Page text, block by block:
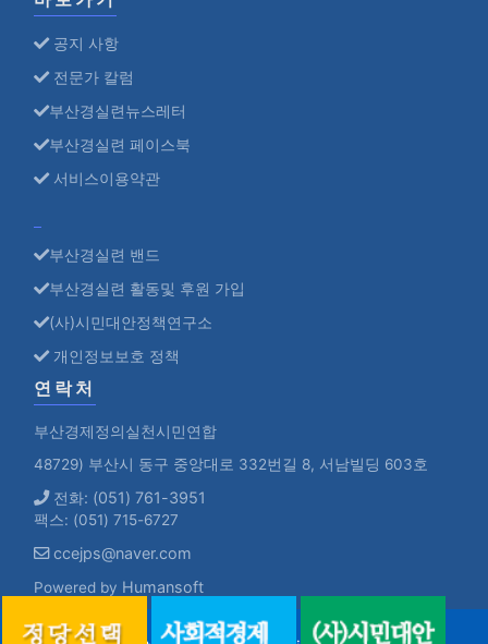
공지 사항
전문가 칼럼
부산경실련뉴스레터
부산경실련 페이스북
서비스이용약관
부산경실련 밴드
부산경실련 활동및 후원 가입
(사)시민대안정책연구소
개인정보보호 정책
연락처
부산경제정의실천시민연합
48729) 부산시 동구 중앙대로 332번길 8, 서남빌딩 603호
전화: (051) 761-3951
팩스: (051) 715-6727
ccejps@naver.com
Powered by Humansoft